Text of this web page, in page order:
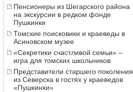
Пенсионеры из Шегарского района
на экскурсии в редком фонде
Пушкинки
Томские поисковики и краеведы в
Асиновском музее
«Секретики счастливой семьи» –
игра для томских школьников
Представители старшего поколения
из Северска в гостях у краеведов
«Пушкинки»